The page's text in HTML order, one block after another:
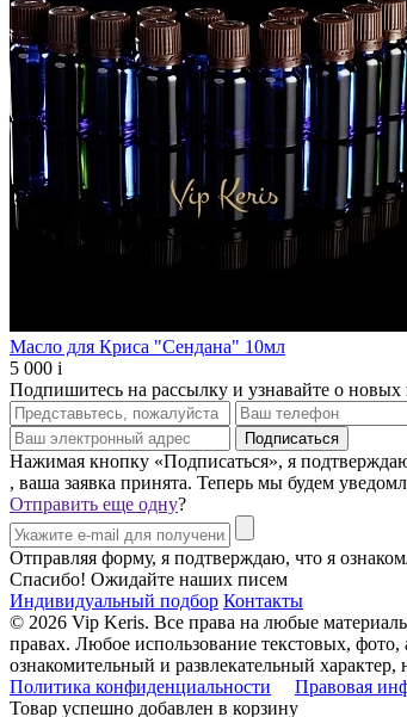
Масло для Криса "Сендана" 10мл
5 000 i
Подпишитесь на рассылку и узнавайте о
Нажимая кнопку «Подписаться», я
, ваша заявка принята. Теперь мы будем
Отправить еще одну?
Отправляя форму, я подтверждаю, что я
Спасибо! Ожидайте наших писем
Индивидуальный подбор Контакты
© 2026 Vip Keris. Все права на любые
правах. Любое использование текстовых,
ознакомительный и развлекательный
Политика конфиденциальности
Правовая
Товар успешно добавлен в корзину